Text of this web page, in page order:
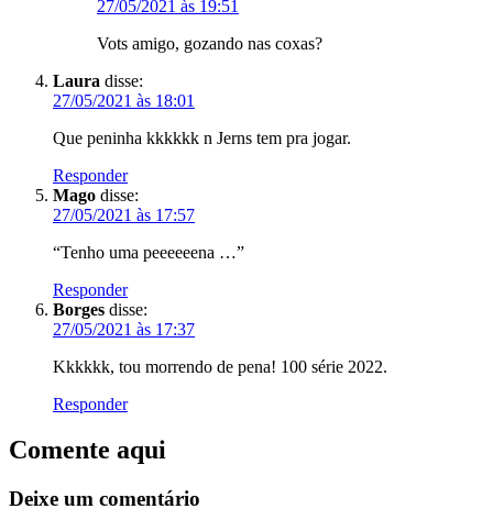
27/05/2021 às 19:51
Vots amigo, gozando nas coxas?
Laura disse:
27/05/2021 às 18:01
Que peninha kkkkkk n Jerns tem pra jogar.
Responder
Mago disse:
27/05/2021 às 17:57
“Tenho uma peeeeeena …”
Responder
Borges disse:
27/05/2021 às 17:37
Kkkkkk, tou morrendo de pena! 100 série 2022.
Responder
Comente aqui
Deixe um comentário